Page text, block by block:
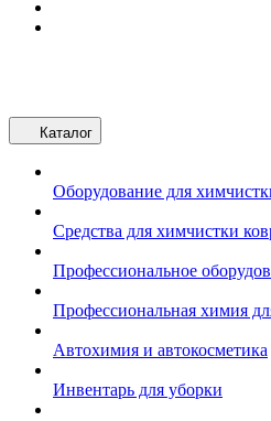
Каталог
Оборудование для
Средства для химчистки
Профессиональное
Профессиональная химия
Автохимия и автокосметика
Инвентарь для уборки